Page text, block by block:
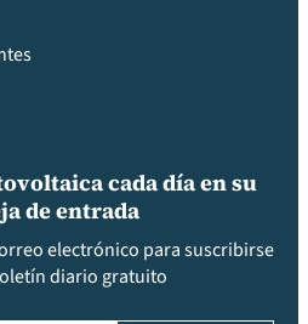
cada día en su
de entrada
electrónico para suscribirse
diario gratuito